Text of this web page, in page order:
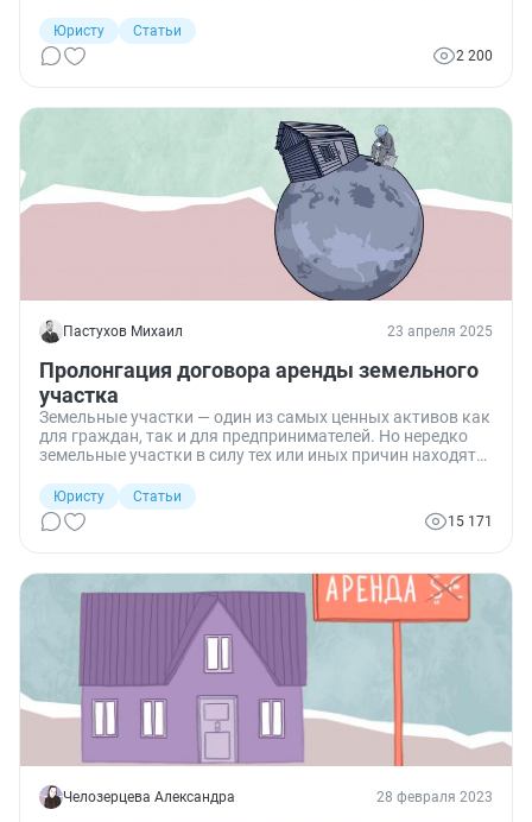
обязанностей по соблюдению преимущественного права.
Чтобы не допустить подобных ошибок, рассмотрим
подробнее, как работает преимущественное право на
Юристу
Статьи
2 200
Пастухов Михаил 23 апреля 2025
Пролонгация договора аренды земельного
участка
Земельные участки — один из самых ценных активов как
для граждан, так и для предпринимателей. Но нередко
земельные участки в силу тех или иных причин находятся
извлечь пользу из такого актива,
необходимы долгосрочные планирование и вложения. В
связи с чем возникает вопрос о том, какие существуют
нюансы необходимо знать о пролонгации договора
аренды земельного участка.
Юристу
Статьи
15 171
Челозерцева Александра 28 февраля 2023